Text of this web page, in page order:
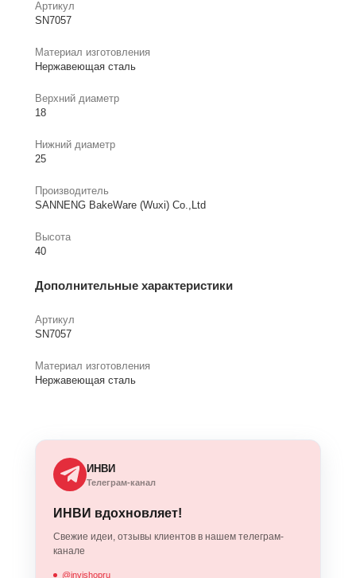
Артикул
SN7057
Материал изготовления
Нержавеющая сталь
Верхний диаметр
18
Нижний диаметр
25
Производитель
SANNENG BakeWare (Wuxi) Co.,Ltd
Высота
40
Дополнительные характеристики
Артикул
SN7057
Материал изготовления
Нержавеющая сталь
ИНВИ
Телеграм-канал
ИНВИ вдохновляет!
Свежие идеи, отзывы клиентов в нашем телеграм-
канале
@invishopru